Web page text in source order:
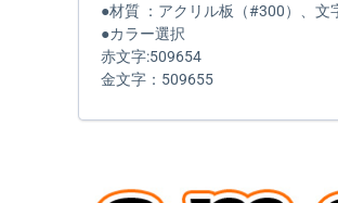
●材質 ：アクリル板（#300）、文
●カラー選択
赤文字:509654
金文字：509655